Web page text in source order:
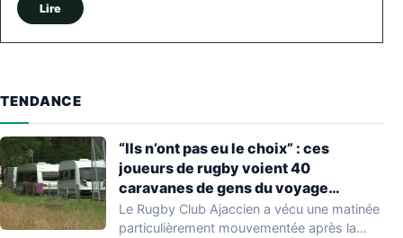
Lire
TENDANCE
“Ils n’ont pas eu le choix” : ces
joueurs de rugby voient 40
caravanes de gens du voyage
s’installer dans leur stade, ils les
délogent en moins d’1 heure
Le Rugby Club Ajaccien a vécu une matinée
particulièrement mouvementée après la